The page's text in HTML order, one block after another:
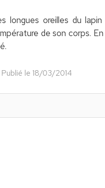
longues oreilles du
de son corps.
Publié le 18/03/2014